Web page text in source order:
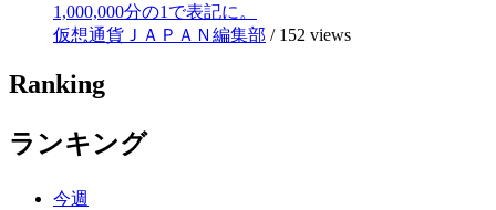
1,000,000分の1で表記に。
仮想通貨ＪＡＰＡＮ編集部 / 152 views
Ranking
ランキング
今週